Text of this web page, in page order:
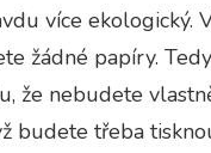
více ekologický.
žádné papíry.
že nebudete
budete třeba